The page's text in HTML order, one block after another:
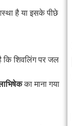
है या इसके पीछे
कि शिवलिंग पर जल
का माना गया